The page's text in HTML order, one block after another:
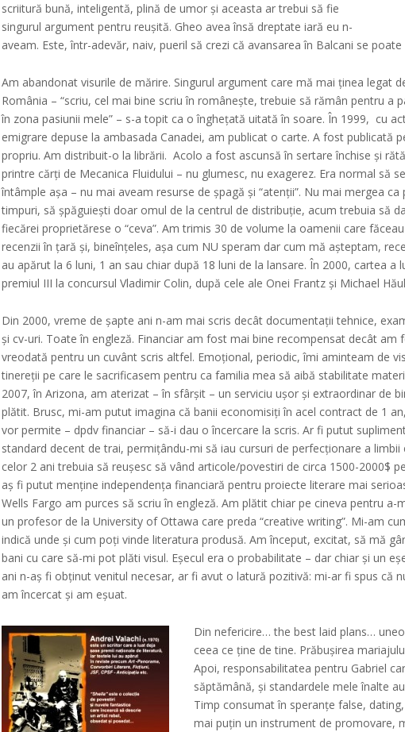
scriitură bună, inteligentă, plină de umor și aceasta ar trebui să fie
singurul argument pentru reușită. Gheo avea însă dreptate iară eu n-
aveam. Este, într-adevăr, naiv, pueril să crezi că avansarea în Balcani se
Am abandonat visurile de mărire. Singurul argument care mă mai ținea legat
România – “scriu, cel mai bine scriu în românește, trebuie să rămân pentru a
în zona pasiunii mele” – s-a topit ca o înghețată uitată în soare. În 1999, cu
emigrare depuse la ambasada Canadei, am publicat o carte. A fost publicată
propriu. Am distribuit-o la librării. Acolo a fost ascunsă în sertare închise și
printre cărți de Mecanica Fluidului – nu glumesc, nu exagerez. Era normal să se
întâmple așa – nu mai aveam resurse de șpagă și “atenții”. Nu mai mergea ca
timpuri, să șpăguiești doar omul de la centrul de distribuție, acum trebuia să
fiecărei proprietărese o “ceva”. Am trimis 30 de volume la oamenii care făceau
recenzii în țară și, bineînțeles, așa cum NU speram dar cum mă așteptam,
au apărut la 6 luni, 1 an sau chiar după 18 luni de la lansare. În 2000, cartea a
premiul III la concursul Vladimir Colin, după cele ale Onei Frantz și Michael
Din 2000, vreme de șapte ani n-am mai scris decât documentații tehnice,
și cv-uri. Toate în engleză. Financiar am fost mai bine recompensat decât am
vreodată pentru un cuvânt scris altfel. Emoțional, periodic, îmi aminteam de
tinereții pe care le sacrificasem pentru ca familia mea să aibă stabilitate
2007, în Arizona, am aterizat – în sfârșit – un serviciu ușor și extraordinar de
plătit. Brusc, mi-am putut imagina că banii economisiți în acel contract de 1
vor permite – dpdv financiar – să-i dau o încercare la scris. Ar fi putut
standard decent de trai, permițându-mi să iau cursuri de perfecționare a
celor 2 ani trebuia să reușesc să vând articole/povestiri de circa 1500-2000$
aș fi putut menține independența financiară pentru proiecte literare mai
Wells Fargo am purces să scriu în engleză. Am plătit chiar pe cineva pentru
un profesor de la University of Ottawa care preda “creative writing”. Mi-am
indică unde și cum poți vinde literatura produsă. Am început, excitat, să mă
bani cu care să-mi pot plăti visul. Eșecul era o probabilitate – dar chiar și un
ani n-aș fi obținut venitul necesar, ar fi avut o latură pozitivă: mi-ar fi spus că
am încercat și am eșuat.
Din nefericire… the best laid plans…
ceea ce ține de tine. Prăbușirea
Apoi, responsabilitatea pentru Gabriel
săptămână, și standardele mele înalte
Timp consumat în speranțe false,
mai puțin un instrument de promovare,